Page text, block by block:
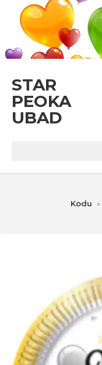
STAR
PEOKA
UBAD
Kodu »